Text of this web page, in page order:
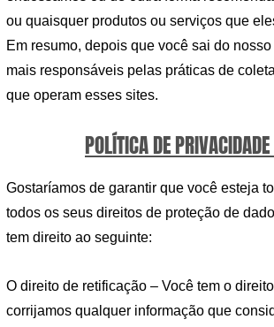
ou quaisquer produtos ou serviços que
Em resumo, depois que você sai do
mais responsáveis ​​pelas práticas de
que operam esses sites.
POLÍTICA DE
Gostaríamos de garantir que você esteja
todos os seus direitos de proteção de
tem direito ao seguinte:
O direito de retificação – Você tem o
corrijamos qualquer informação que